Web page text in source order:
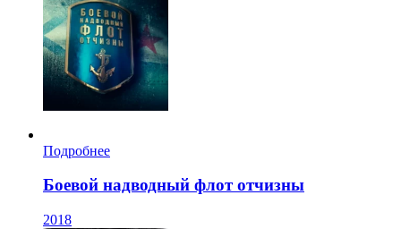
Подробнее
Боевой надводный флот отчизны
2018